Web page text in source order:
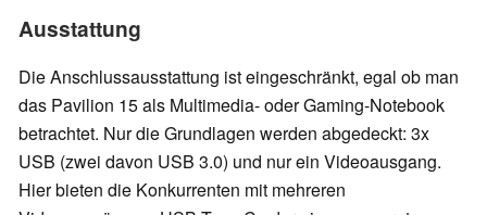
Ausstattung
Die Anschlussausstattung ist eingeschränkt, egal ob man
das Pavilion 15 als Multimedia- oder Gaming-Notebook
betrachtet. Nur die Grundlagen werden abgedeckt: 3x
USB (zwei davon USB 3.0) und nur ein Videoausgang.
Hier bieten die Konkurrenten mit mehreren